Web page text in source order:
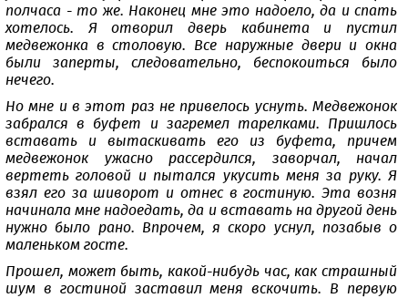
полчаса - то же. Наконец мне это надоело, да и спать
хотелось. Я отворил дверь кабинета и пустил
медвежонка в столовую. Все наружные двери и окна
были заперты, следовательно, беспокоиться было
нечего.
Но мне и в этот раз не привелось уснуть. Медвежонок
забрался в буфет и загремел тарелками. Пришлось
вставать и вытаскивать его из буфета, причем
медвежонок ужасно рассердился, заворчал, начал
вертеть головой и пытался укусить меня за руку. Я
взял его за шиворот и отнес в гостиную. Эта возня
начинала мне надоедать, да и вставать на другой день
нужно было рано. Впрочем, я скоро уснул, позабыв о
маленьком госте.
Прошел, может быть, какой-нибудь час, как страшный
шум в гостиной заставил меня вскочить. В первую